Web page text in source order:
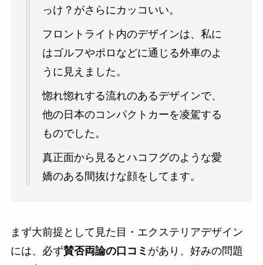
っけ？がさらにカッコいい。
フロントライト内のデザインは、私に
はゴルフやポロなどに通じる外車のよ
うに見えました。
惚れ惚れする流れのあるデザインで、
他の日本のコンパクトカーを凌駕する
ものでした。
真正面から見るとハコフグのような愛
嬌のある間抜けな顔をしてます。
まず大前提として見た目・エクステリアデザイン
には、必ず賛否両論の口コミ があり、好みの問題